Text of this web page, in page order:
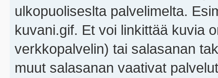
ulkopuoliseslta palvelimelta.
kuvani.gif. Et voi linkittää kuvia
verkkopalvelin) tai salasanan
muut salasanan vaativat